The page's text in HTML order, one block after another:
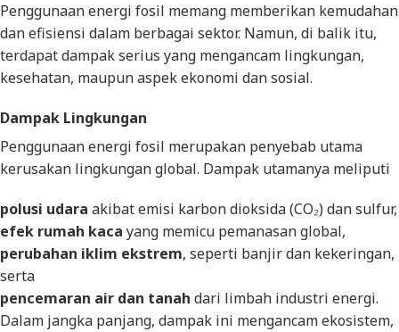
Penggunaan energi fosil memang memberikan kemudahan
dan efisiensi dalam berbagai sektor. Namun, di balik itu,
terdapat dampak serius yang mengancam lingkungan,
kesehatan, maupun aspek ekonomi dan sosial.
Dampak Lingkungan
Penggunaan energi fosil merupakan penyebab utama
kerusakan lingkungan global. Dampak utamanya meliputi
polusi udara akibat emisi karbon dioksida (CO₂) dan sulfur,
efek rumah kaca yang memicu pemanasan global,
perubahan iklim ekstrem, seperti banjir dan kekeringan,
serta
pencemaran air dan tanah dari limbah industri energi.
Dalam jangka panjang, dampak ini mengancam ekosistem,